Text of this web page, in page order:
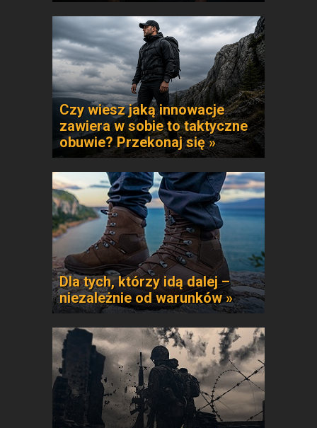
Czy wiesz jaką innowacje
zawiera w sobie to taktyczne
obuwie? Przekonaj się »
Dla tych, którzy idą dalej –
niezależnie od warunków »